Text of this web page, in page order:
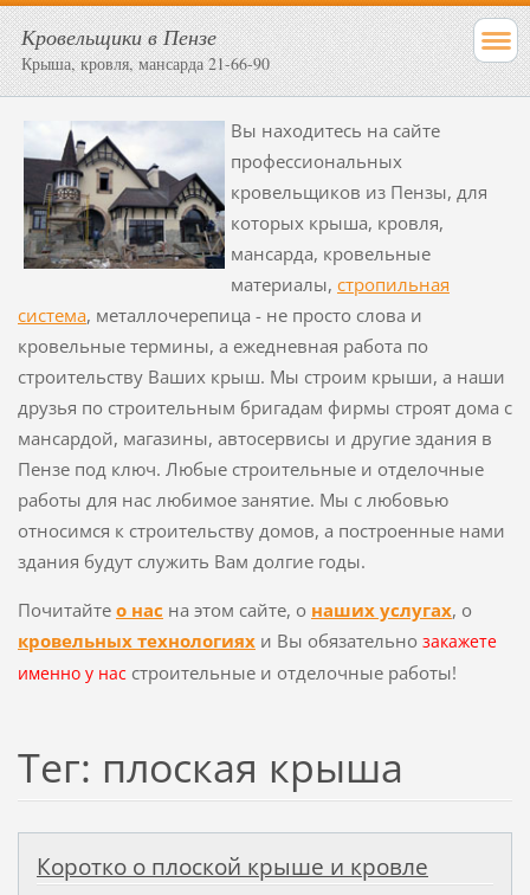
Кровельщики в Пензе
Крыша, кровля, мансарда 21-66-90
Вы находитесь на сайте
профессиональных
кровельщиков из Пензы, для
которых крыша, кровля,
мансарда, кровельные
материалы, стропильная
система, металлочерепица - не просто слова и
кровельные термины, а ежедневная работа по
строительству Ваших крыш. Мы строим крыши, а наши
друзья по строительным бригадам фирмы строят дома с
мансардой, магазины, автосервисы и другие здания в
Пензе под ключ. Любые строительные и отделочные
работы для нас любимое занятие. Мы с любовью
относимся к строительству домов, а построенные нами
здания будут служить Вам долгие годы.
Почитайте о нас на этом сайте, о наших услугах, о
кровельных технологияхи Вы обязательно закажете
именно у нас строительные и отделочные работы!
Тег: плоская крыша
Коротко о плоской крыше и кровле